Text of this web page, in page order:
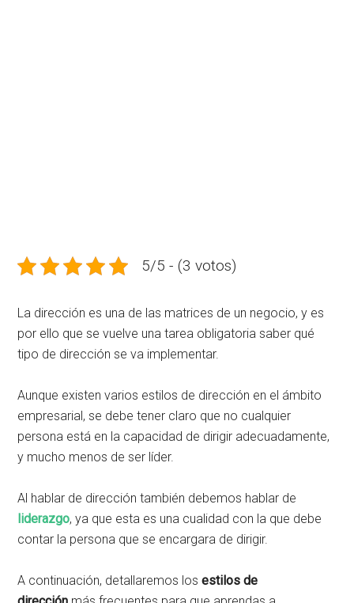
5/5 - (3 votos)
La dirección es una de las matrices de un negocio, y es
por ello que se vuelve una tarea obligatoria saber qué
tipo de dirección se va implementar.
Aunque existen varios estilos de dirección en el ámbito
empresarial, se debe tener claro que no cualquier
persona está en la capacidad de dirigir adecuadamente,
y mucho menos de ser líder.
Al hablar de dirección también debemos hablar de
liderazgo, ya que esta es una cualidad con la que debe
contar la persona que se encargara de dirigir.
A continuación, detallaremos losestilos de